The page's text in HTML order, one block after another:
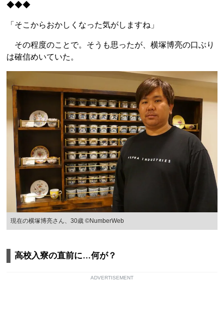
◆◆◆
「そこからおかしくなった気がしますね」
その程度のことで。そうも思ったが、横塚博亮の口ぶり
は確信めいていた。
現在の横塚博亮さん、30歳 ©NumberWeb
高校入寮の直前に…何が？
ADVERTISEMENT